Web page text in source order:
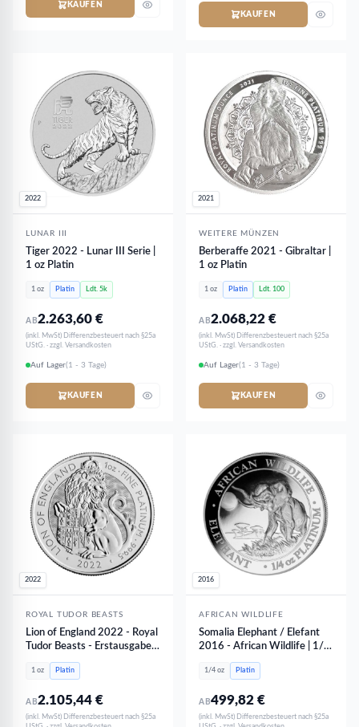
KAUFEN
KAUFEN
2022
LUNAR III
Tiger 2022 - Lunar III Serie |
1 oz Platin
1 oz Platin Ldt. 5k
AB2.263,60€
(inkl. MwSt) Differenzbesteuert nach §25a
UStG. · zzgl. Versandkosten
Auf Lager(1 - 3 Tage)
KAUFEN
2021
WEITERE MÜNZEN
Berberaffe 2021 - Gibraltar |
1 oz Platin
1 oz Platin Ldt. 100
AB2.068,22€
(inkl. MwSt) Differenzbesteuert nach §25a
UStG. · zzgl. Versandkosten
Auf Lager(1 - 3 Tage)
KAUFEN
2022
ROYAL TUDOR BEASTS
Lion of England 2022 - Royal
Tudor Beasts - Erstausgabe |
1 oz Platin
1 oz Platin
AB2.105,44€
(inkl. MwSt) Differenzbesteuert nach §25a
2016
AFRICAN WILDLIFE
Somalia Elephant / Elefant
2016 - African Wildlife | 1/4
oz Platin
1/4 oz Platin
AB499,82€
(inkl. MwSt) Differenzbesteuert nach §25a